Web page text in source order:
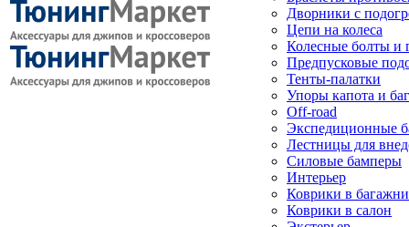
Дворники с
Цепи на колеса
Колесные болты и
Предпусковые
Тенты-палатки
Упоры капота и
Off-road
Экспедиционные
Лестницы для
Силовые бамперы
Интерьер
Коврики в
Коврики в салон